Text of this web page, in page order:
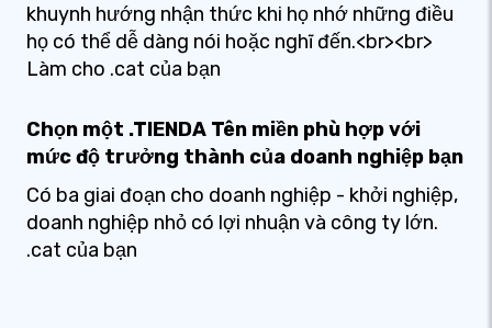
khuynh hướng nhận thức khi họ nhớ những điều
họ có thể dễ dàng nói hoặc nghĩ đến.<br><br>
Làm cho .cat của bạn
Chọn một .TIENDA Tên miền phù hợp với
mức độ trưởng thành của doanh nghiệp bạn
Có ba giai đoạn cho doanh nghiệp - khởi nghiệp,
doanh nghiệp nhỏ có lợi nhuận và công ty lớn.
.cat của bạn